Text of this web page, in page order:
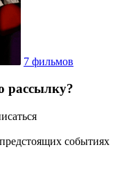
7 фильмов
рассылку?
событиях